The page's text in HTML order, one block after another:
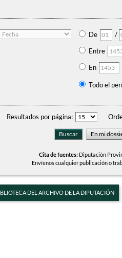
De /
Entre
En
Todo el
Resultados por página:
Cita de fuentes:Diputación
Envíenos cualquier publicación o
DEL ARCHIVO DE LA DIPUTACIÓN